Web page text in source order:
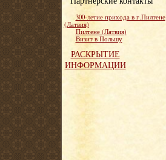
300-летие прихода в г.Пилтене
(Латвия)
Пилтене (Латвия)
Визит в Польшу
РАСКРЫТИЕ
ИНФОРМАЦИИ